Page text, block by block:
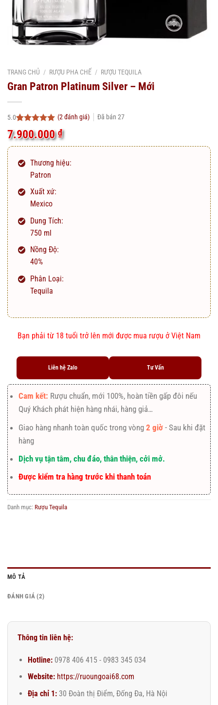
TRANG CHỦ / RƯỢU PHA CHẾ / RƯỢU TEQUILA
Gran Patron Platinum Silver – Mới
5.0
5.0trên 5
dựa trên
2
đánh giá
(2đánh giá) Đã bán 27
7.900.000₫
Thương hiệu:
Patron
Xuất xứ:
Mexico
Dung Tích:
750 ml
Nồng Độ:
40%
Phân Loại:
Tequila
Bạn phải từ 18 tuổi trở lên mới được mua rượu ở Việt Nam
Liên hệ Zalo Tư Vấn
Cam kết: Rượu chuẩn, mới 100%, hoàn tiền gấp đôi nếu
Quý Khách phát hiện hàng nhái, hàng giả…
Giao hàng nhanh toàn quốc trong vòng2 giờ - Sau khi đặt
hàng
Dịch vụ tận tâm, chu đáo, thân thiện, cởi mở.
Được kiểm tra hàng trước khi thanh toán
Danh mục: Rượu Tequila
MÔ TẢ
ĐÁNH GIÁ (2)
Thông tin liên hệ:
Hotline:0978 406 415 - 0983 345 034
Website: https://ruoungoai68.com
Địa chỉ 1:30 Đoàn thị Điểm, Đống Đa, Hà Nội